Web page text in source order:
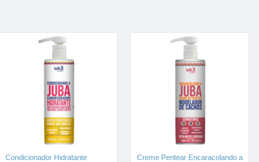
Condicionador Hidratante
Creme Pentear Encaracolando a